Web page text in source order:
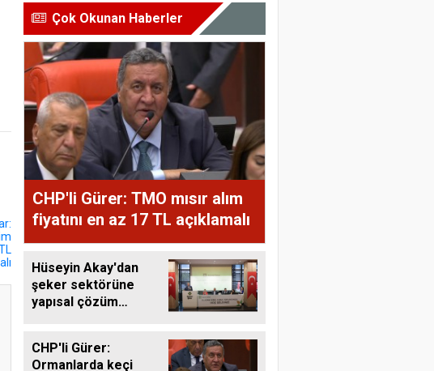
Çok Okunan Haberler
CHP'li Gürer: TMO mısır alım
fiyatını en az 17 TL açıklamalı
Hüseyin Akay'dan
şeker sektörüne
yapısal çözüm
CHP'li Gürer:
Ormanlarda keçi